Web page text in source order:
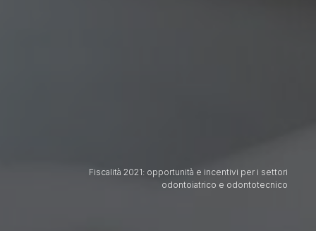
Fiscalità 2021: opportunità e incentivi per i settori
odontoiatrico e odontotecnico